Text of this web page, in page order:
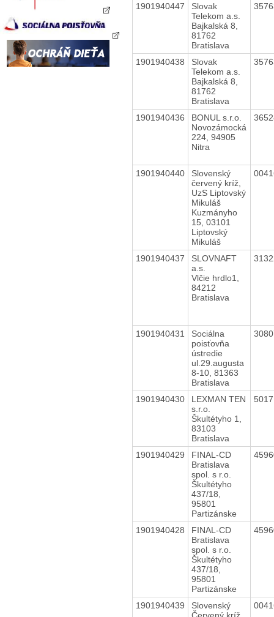
1901940447
Slovak
Telekom a.s.
Bajkalská 8,
81762
Bratislava
1901940438
Slovak
Telekom a.s.
Bajkalská 8,
81762
Bratislava
1901940436
BONUL s.r.o.
Novozámocká
224, 94905
Nitra
1901940440
Slovenský
červený kríž,
UzS Liptovský
Mikuláš
Kuzmányho
15, 03101
Liptovský
Mikuláš
1901940437
SLOVNAFT
a.s.
Vlčie hrdlo1,
84212
Bratislava
1901940431
Sociálna
poisťovňa
ústredie
ul.29.augusta
8-10, 81363
Bratislava
1901940430
LEXMAN TEN
s.r.o.
Škultétyho 1,
83103
Bratislava
1901940429
FINAL-CD
Bratislava
spol. s r.o.
Škultétyho
437/18,
95801
Partizánske
1901940428
FINAL-CD
Bratislava
spol. s r.o.
Škultétyho
437/18,
95801
Partizánske
1901940439
Slovenský